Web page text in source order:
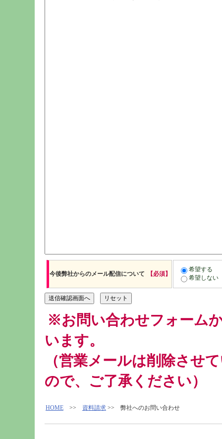
今後弊社からのメール配信について 【必須】
希望する
希望しない
※お問い合わせフォーム
います。
（営業メールは削除させ
ので、ご了承ください）
HOME >> 資料請求 >> 弊社へのお問い合わせ